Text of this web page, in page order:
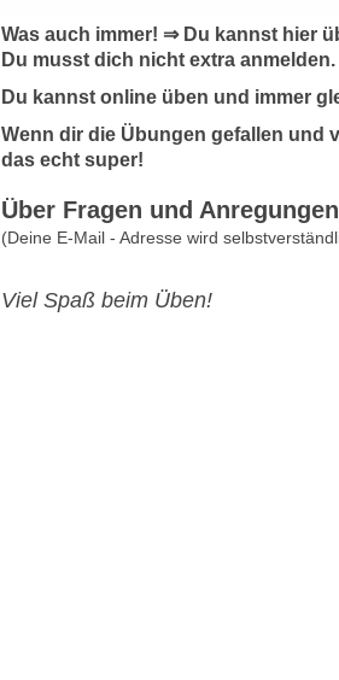
Was auch immer! ⇒ Du kannst hier
Du musst dich nicht extra anmelden.
Du kannst online üben und immer
Wenn dir die Übungen gefallen und
das echt super!
Über Fragen und
(Deine E-Mail - Adresse wird
Viel Spaß beim Üben!